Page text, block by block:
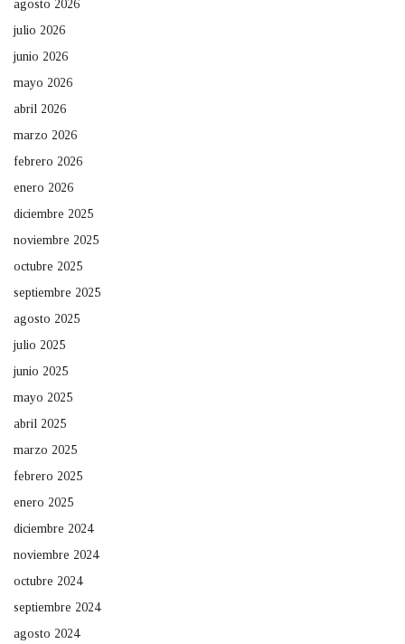
agosto 2026
julio 2026
junio 2026
mayo 2026
abril 2026
marzo 2026
febrero 2026
enero 2026
diciembre 2025
noviembre 2025
octubre 2025
septiembre 2025
agosto 2025
julio 2025
junio 2025
mayo 2025
abril 2025
marzo 2025
febrero 2025
enero 2025
diciembre 2024
noviembre 2024
octubre 2024
septiembre 2024
agosto 2024